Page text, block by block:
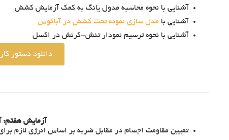
آشنایی با نحوه محاسبه مدول یانگ به کمک آزمایش کشش
آشنایی با مدل سازی نمونه تحت کشش در آباکوس
آشنایی با نحوه ترسیم نمودار تنش-کرنش در اکسل
دانلود دستور
آزمایش هفتم:
تعیین مقاومت اجسام در مقابل ضربه بر اساس انرژی لازم